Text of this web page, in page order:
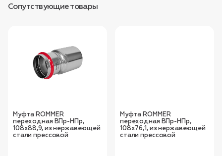
Сопутствующие товары
Муфта ROMMER
переходная ВПр-НПр,
108х88,9, из нержавеющей
стали прессовой
Муфта ROMMER
переходная ВПр-НПр,
108х76,1, из нержавеющей
стали прессовой